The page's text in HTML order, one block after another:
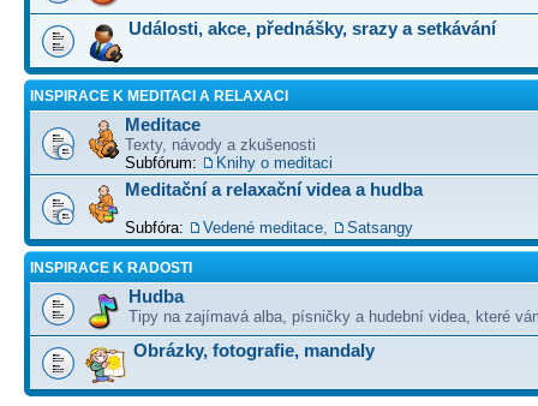
Události, akce, přednášky, srazy a setkávání
INSPIRACE K MEDITACI A RELAXACI
Meditace
Texty, návody a zkušenosti
Subfórum:
Knihy o meditaci
Meditační a relaxační videa a hudba
Subfóra: Vedené meditace Satsangy
INSPIRACE K RADOSTI
Hudba
Tipy na zajímavá alba, písničky a hudební videa, které
Obrázky, fotografie, mandaly